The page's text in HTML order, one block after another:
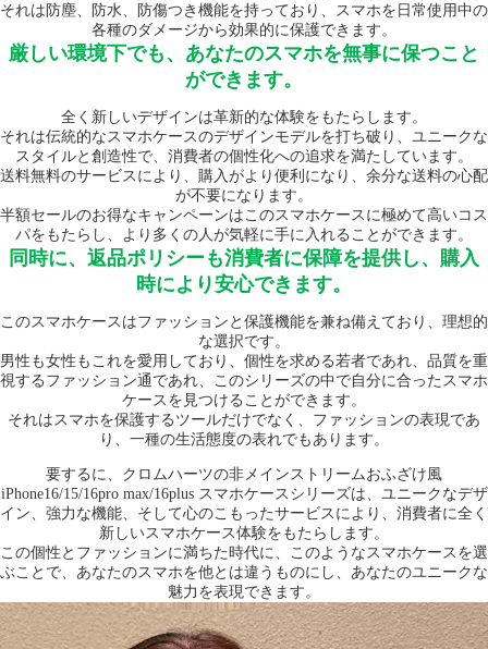
それは防塵、防水、防傷つき機能を持っており、スマホを日常使用中の
各種のダメージから効果的に保護できます。
厳しい環境下でも、あなたのスマホを無事に保つこと
ができます。
全く新しいデザインは革新的な体験をもたらします。
それは伝統的なスマホケースのデザインモデルを打ち破り、ユニークな
スタイルと創造性で、消費者の個性化への追求を満たしています。
送料無料のサービスにより、購入がより便利になり、余分な送料の心配
が不要になります。
半額セールのお得なキャンペーンはこのスマホケースに極めて高いコス
パをもたらし、より多くの人が気軽に手に入れることができます。
同時に、返品ポリシーも消費者に保障を提供し、購入
時により安心できます。
このスマホケースはファッションと保護機能を兼ね備えており、理想的
な選択です。
男性も女性もこれを愛用しており、個性を求める若者であれ、品質を重
視するファッション通であれ、このシリーズの中で自分に合ったスマホ
ケースを見つけることができます。
それはスマホを保護するツールだけでなく、ファッションの表現であ
り、一種の生活態度の表れでもあります。
要するに、クロムハーツの非メインストリームおふざけ風
iPhone16/15/16pro max/16plus スマホケースシリーズは、ユニークなデザ
イン、強力な機能、そして心のこもったサービスにより、消費者に全く
新しいスマホケース体験をもたらします。
この個性とファッションに満ちた時代に、このようなスマホケースを選
ぶことで、あなたのスマホを他とは違うものにし、あなたのユニークな
魅力を表現できます。